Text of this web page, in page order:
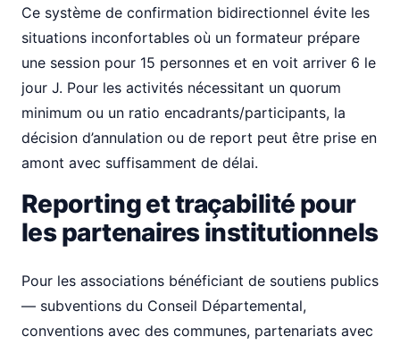
Ce système de confirmation bidirectionnel évite les
situations inconfortables où un formateur prépare
une session pour 15 personnes et en voit arriver 6 le
jour J. Pour les activités nécessitant un quorum
minimum ou un ratio encadrants/participants, la
décision d’annulation ou de report peut être prise en
amont avec suffisamment de délai.
Reporting et traçabilité pour
les partenaires institutionnels
Pour les associations bénéficiant de soutiens publics
— subventions du Conseil Départemental,
conventions avec des communes, partenariats avec